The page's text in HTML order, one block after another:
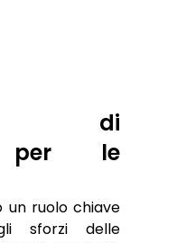
di
per le
un ruolo chiave
sforzi delle